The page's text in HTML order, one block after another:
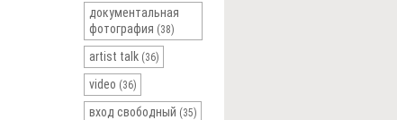
документальная
фотография (38)
artist talk (36)
video (36)
вход свободный (35)